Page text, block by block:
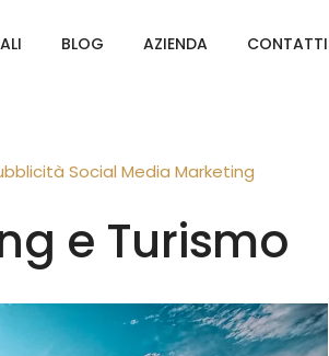
BLOG AZIENDA CONTATTI
Social Media Marketing
e Turismo